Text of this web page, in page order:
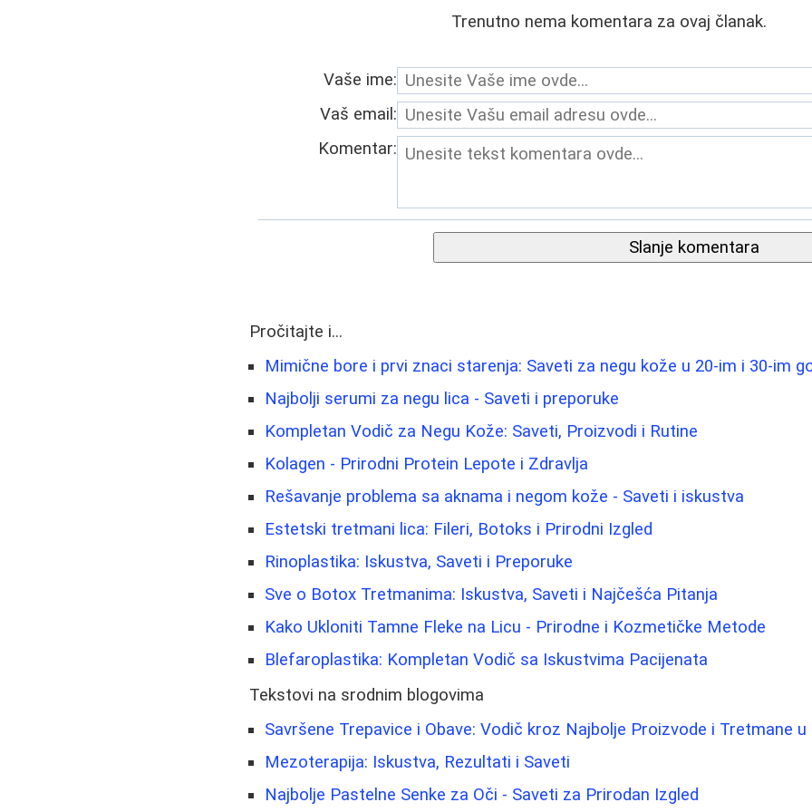
Trenutno nema komentara za ovaj članak.
Vaše ime:
Vaš email:
Komentar:
Slanje komentara
Pročitajte i...
Mimične bore i prvi znaci starenja: Saveti za negu kože u 20-im i 30-im
Najbolji serumi za negu lica - Saveti i preporuke
Kompletan Vodič za Negu Kože: Saveti, Proizvodi i Rutine
Kolagen - Prirodni Protein Lepote i Zdravlja
Rešavanje problema sa aknama i negom kože - Saveti i iskustva
Estetski tretmani lica: Fileri, Botoks i Prirodni Izgled
Rinoplastika: Iskustva, Saveti i Preporuke
Sve o Botox Tretmanima: Iskustva, Saveti i Najčešća Pitanja
Kako Ukloniti Tamne Fleke na Licu - Prirodne i Kozmetičke Metode
Blefaroplastika: Kompletan Vodič sa Iskustvima Pacijenata
Tekstovi na srodnim blogovima
Savršene Trepavice i Obave: Vodič kroz Najbolje Proizvode i Tretmane u
Mezoterapija: Iskustva, Rezultati i Saveti
Najbolje Pastelne Senke za Oči - Saveti za Prirodan Izgled